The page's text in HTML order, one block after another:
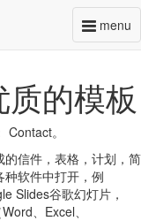
menu
的模板
。
信件，表格，计划，简
软件中打开，例
Slides谷歌幻灯片，
、Excel、